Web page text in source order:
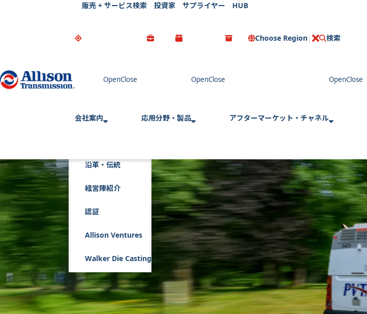
Go Home
販売 + サービス検索 投資家 サプライヤー HUB
Choose Region 検索
s
会社案内
沿革・伝統
経営陣紹介
認証
Allison Ventures
Walker Die Casting
応用分野・製品 アフターマーケット・チャネル